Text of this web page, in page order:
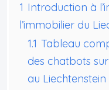
1 Introduction à
l’immobilier du
1.1 Tableau
des chatbots
au Liechtenstein